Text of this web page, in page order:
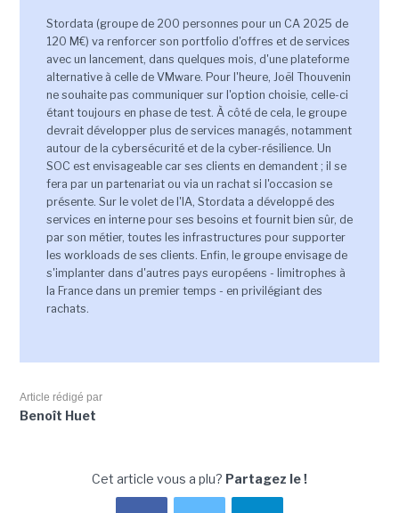
Stordata (groupe de 200 personnes pour un CA 2025 de
120 M€) va renforcer son portfolio d'offres et de services
avec un lancement, dans quelques mois, d'une plateforme
alternative à celle de VMware. Pour l'heure, Joël Thouvenin
ne souhaite pas communiquer sur l'option choisie, celle-ci
étant toujours en phase de test. À côté de cela, le groupe
devrait développer plus de services managés, notamment
autour de la cybersécurité et de la cyber-résilience. Un
SOC est envisageable car ses clients en demandent ; il se
fera par un partenariat ou via un rachat si l'occasion se
présente. Sur le volet de l'IA, Stordata a développé des
services en interne pour ses besoins et fournit bien sûr, de
par son métier, toutes les infrastructures pour supporter
les workloads de ses clients. Enfin, le groupe envisage de
s'implanter dans d'autres pays européens - limitrophes à
la France dans un premier temps - en privilégiant des
rachats.
Article rédigé par
Benoît Huet
Cet article vous a plu? Partagez le !